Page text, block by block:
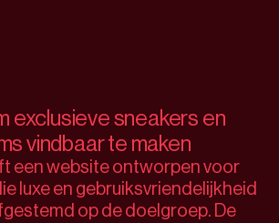
exclusieve sneakers en
vindbaar te maken
een website ontworpen voor
luxe en gebruiksvriendelijkheid
op de doelgroep. De